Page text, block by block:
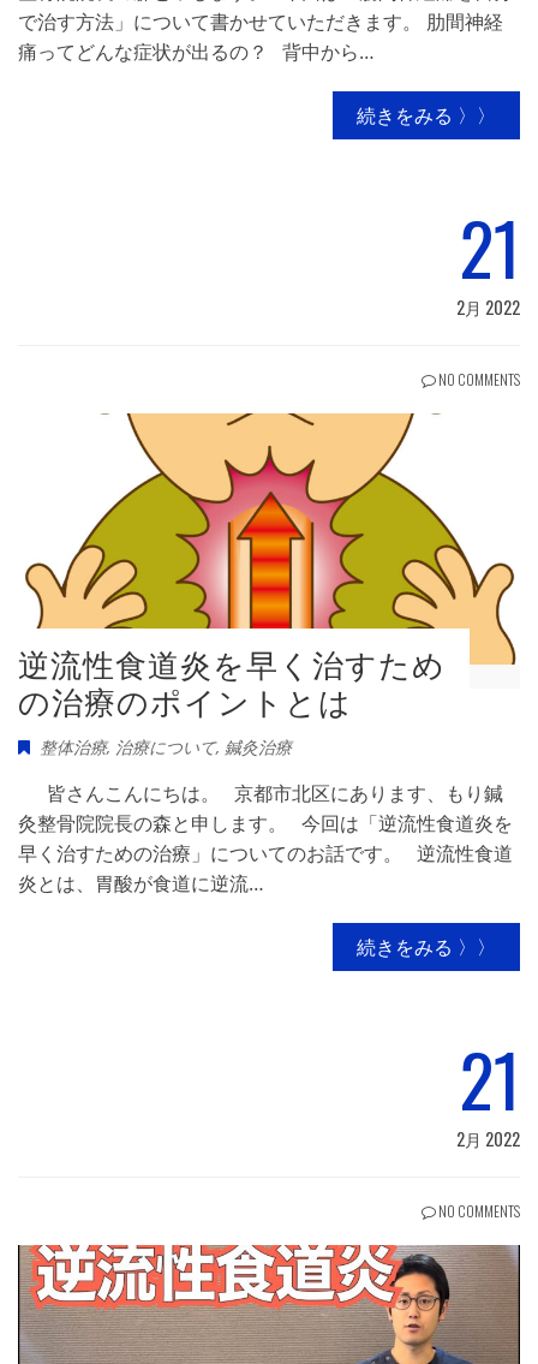
で治す方法」について書かせていただきます。 肋間神経
痛ってどんな症状が出るの？ 背中から…
続きをみる 〉〉
21
2月 2022
NO COMMENTS
逆流性食道炎を早く治すため
の治療のポイントとは
整体治療, 治療について, 鍼灸治療
皆さんこんにちは。 京都市北区にあります、もり鍼
灸整骨院院長の森と申します。 今回は「逆流性食道炎を
早く治すための治療」についてのお話です。 逆流性食道
炎とは、胃酸が食道に逆流…
続きをみる 〉〉
21
2月 2022
NO COMMENTS